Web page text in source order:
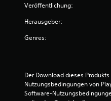
Veröffentlichung:
Herausgeber:
Genres:
Der Download dieses
Nutzungsbedingungen von
Software-